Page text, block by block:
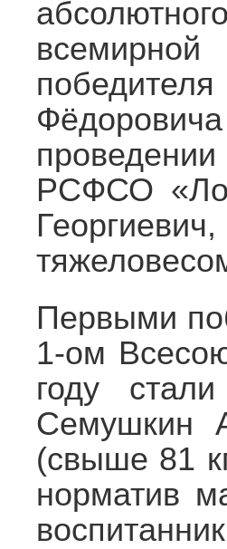
РСФСО
Первыми
1-ом
году
Семушкин
(свыше 81
норматив